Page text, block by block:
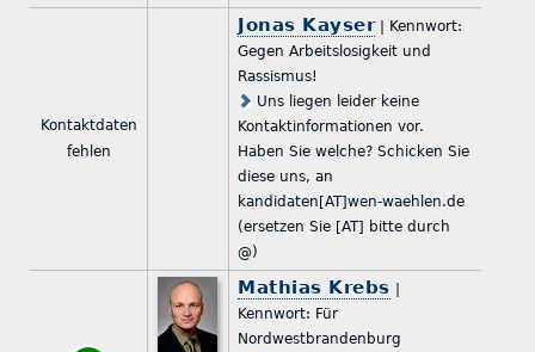
Kontaktdaten
fehlen
Jonas Kayser| Kennwort:
Gegen Arbeitslosigkeit und
Rassismus!
Uns liegen leider keine
Kontaktinformationen vor.
Haben Sie welche? Schicken Sie
diese uns, an
kandidaten[AT]wen-waehlen.de
(ersetzen Sie [AT] bitte durch
@)
Mathias Krebs |
Kennwort: Für
Nordwestbrandenburg